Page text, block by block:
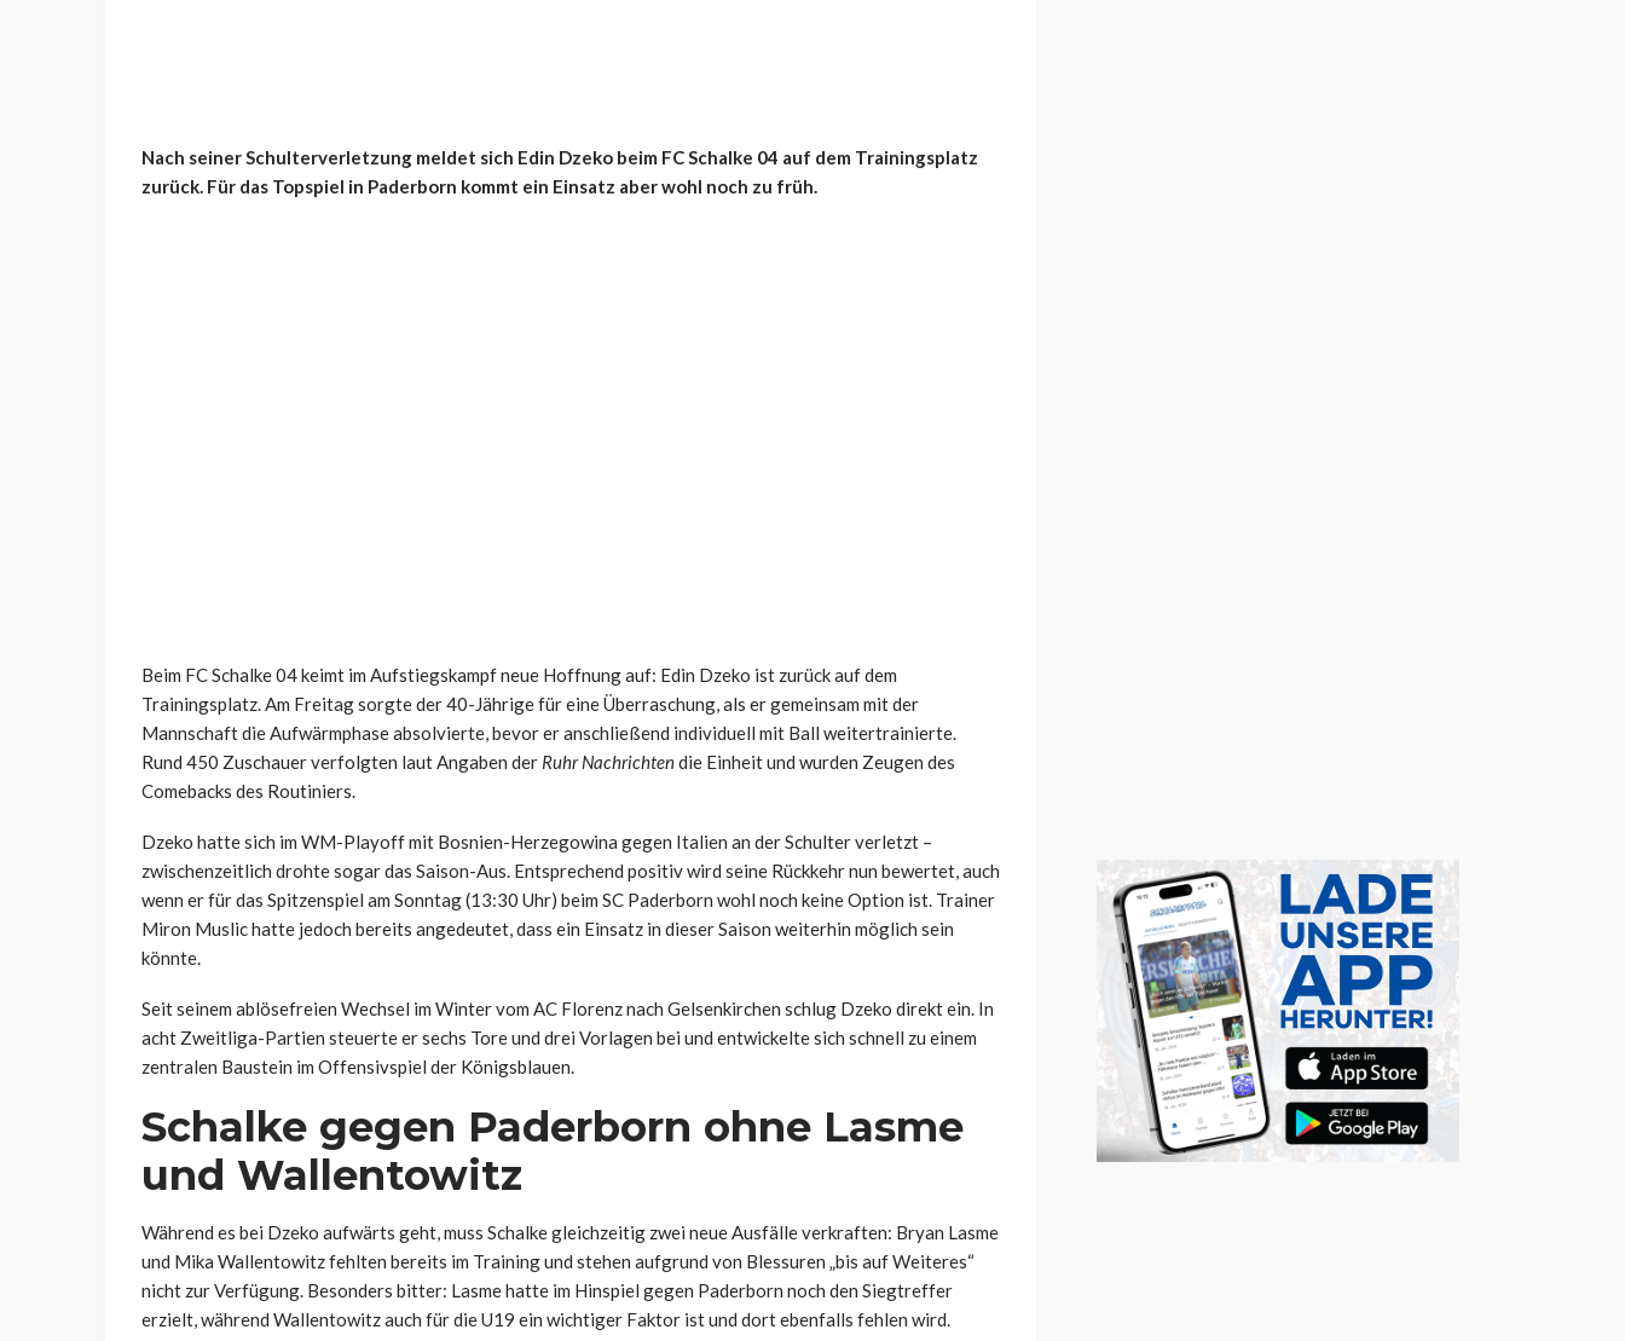
Nach seiner Schulterverletzung meldet sich Edin Dzeko beim FC Schalke 04 auf dem Trainingsplatz
zurück. Für das Topspiel in Paderborn kommt ein Einsatz aber wohl noch zu früh.
Beim FC Schalke 04 keimt im Aufstiegskampf neue Hoffnung auf: Edin Dzeko ist zurück auf dem
Trainingsplatz. Am Freitag sorgte der 40-Jährige für eine Überraschung, als er gemeinsam mit der
Mannschaft die Aufwärmphase absolvierte, bevor er anschließend individuell mit Ball weitertrainierte.
Rund 450 Zuschauer verfolgten laut Angaben der Ruhr Nachrichtendie Einheit und wurden Zeugen des
Comebacks des Routiniers.
Dzeko hatte sich im WM-Playoff mit Bosnien-Herzegowina gegen Italien an der Schulter verletzt –
zwischenzeitlich drohte sogar das Saison-Aus. Entsprechend positiv wird seine Rückkehr nun bewertet, auch
wenn er für das Spitzenspiel am Sonntag (13:30 Uhr) beim SC Paderborn wohl noch keine Option ist. Trainer
Miron Muslic hatte jedoch bereits angedeutet, dass ein Einsatz in dieser Saison weiterhin möglich sein
könnte.
Seit seinem ablösefreien Wechsel im Winter vom AC Florenz nach Gelsenkirchen schlug Dzeko direkt ein. In
acht Zweitliga-Partien steuerte er sechs Tore und drei Vorlagen bei und entwickelte sich schnell zu einem
zentralen Baustein im Offensivspiel der Königsblauen.
Schalke gegen Paderborn ohne Lasme
und Wallentowitz
Während es bei Dzeko aufwärts geht, muss Schalke gleichzeitig zwei neue Ausfälle verkraften: Bryan Lasme
und Mika Wallentowitz fehlten bereits im Training und stehen aufgrund von Blessuren „bis auf Weiteres“
nicht zur Verfügung. Besonders bitter: Lasme hatte im Hinspiel gegen Paderborn noch den Siegtreffer
erzielt, während Wallentowitz auch für die U19 ein wichtiger Faktor ist und dort ebenfalls fehlen wird.